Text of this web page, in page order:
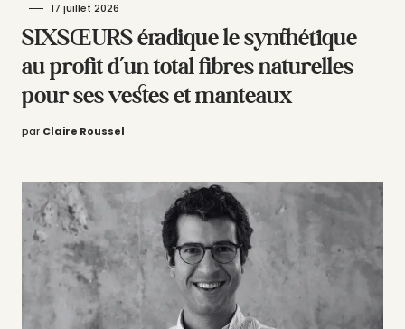
17 juillet 2026
SIXSŒURS éradique le synthétique
au profit d’un total fibres naturelles
pour ses vestes et manteaux
par Claire Roussel